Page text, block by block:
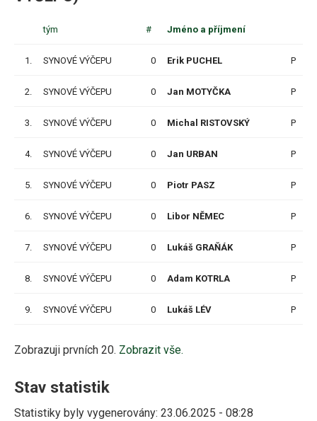
tým # Jméno a příjmení
1. SYNOVÉ VÝČEPU 0 Erik PUCHEL P
2. SYNOVÉ VÝČEPU 0 Jan MOTYČKA P
3. SYNOVÉ VÝČEPU 0 Michal RISTOVSKÝ P
4. SYNOVÉ VÝČEPU 0 Jan URBAN P
5. SYNOVÉ VÝČEPU 0 Piotr PASZ P
6. SYNOVÉ VÝČEPU 0 Libor NĚMEC P
7. SYNOVÉ VÝČEPU 0 Lukáš GRAŇÁK P
8. SYNOVÉ VÝČEPU 0 Adam KOTRLA P
9. SYNOVÉ VÝČEPU 0 Lukáš LÉV P
Zobrazuji prvních 20. Zobrazit vše.
Stav statistik
Statistiky byly vygenerovány: 23.06.2025 - 08:28